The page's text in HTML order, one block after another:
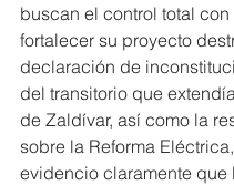
buscan el control total con
fortalecer su proyecto
declaración de
del transitorio que
de Zaldívar, así como la
sobre la Reforma
evidencio claramente que